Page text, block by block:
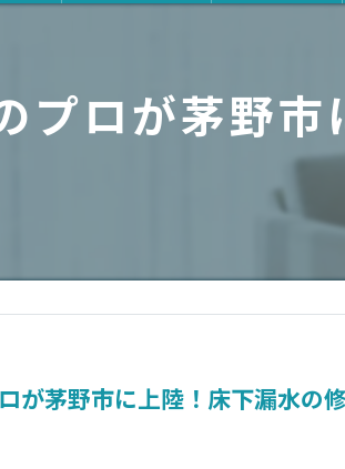
プロが茅野
が茅野市に上陸！床下漏水の